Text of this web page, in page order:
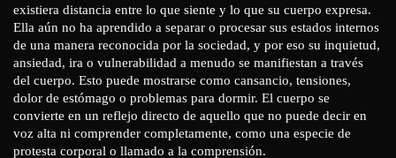
existiera distancia entre lo que siente y lo que su cuerpo expresa.
Ella aún no ha aprendido a separar o procesar sus estados internos
de una manera reconocida por la sociedad, y por eso su inquietud,
ansiedad, ira o vulnerabilidad a menudo se manifiestan a través
del cuerpo. Esto puede mostrarse como cansancio, tensiones,
dolor de estómago o problemas para dormir. El cuerpo se
convierte en un reflejo directo de aquello que no puede decir en
voz alta ni comprender completamente, como una especie de
protesta corporal o llamado a la comprensión.